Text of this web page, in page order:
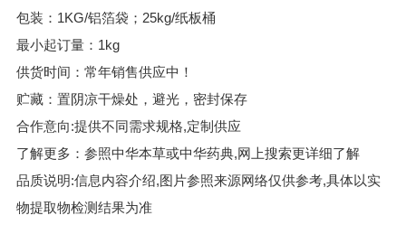
包装：1KG/铝箔袋；25kg/纸板桶
最小起订量：1kg
供货时间：常年销售供应中！
贮藏：置阴凉干燥处，避光，密封保存
合作意向:提供不同需求规格,定制供应
了解更多：参照中华本草或中华药典,网上搜索更详细了解
品质说明:信息内容介绍,图片参照来源网络仅供参考,具体以实
物提取物检测结果为准